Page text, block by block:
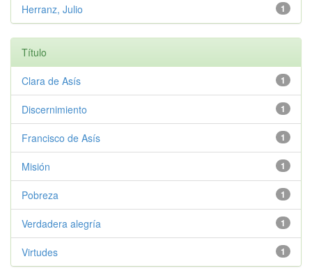
1
Herranz, Julio
Título
1
Clara de Asís
1
Discernimiento
1
Francisco de Asís
1
Misión
1
Pobreza
1
Verdadera alegría
1
Virtudes